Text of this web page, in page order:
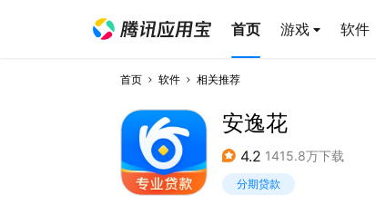
首页 游戏 软件
首页 软件 相关推荐
安逸花
4.2 1415.8万下载
分期贷款